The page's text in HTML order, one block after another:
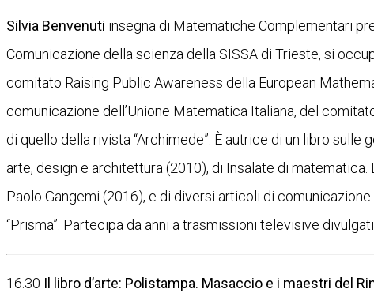
Silvia Benvenuti insegna di Matematiche Complementari
Comunicazione della scienza della SISSA di Trieste, si
comitato Raising Public Awareness della European
comunicazione dell’Unione Matematica Italiana, del
di quello della rivista “Archimede”. È autrice di un libro
arte, design e architettura (2010), di Insalate di
Paolo Gangemi (2016), e di diversi articoli di comunicazione
“Prisma”. Partecipa da anni a trasmissioni televisive
16.30 Il libro d’arte: Polistampa. Masaccio e i maestri del